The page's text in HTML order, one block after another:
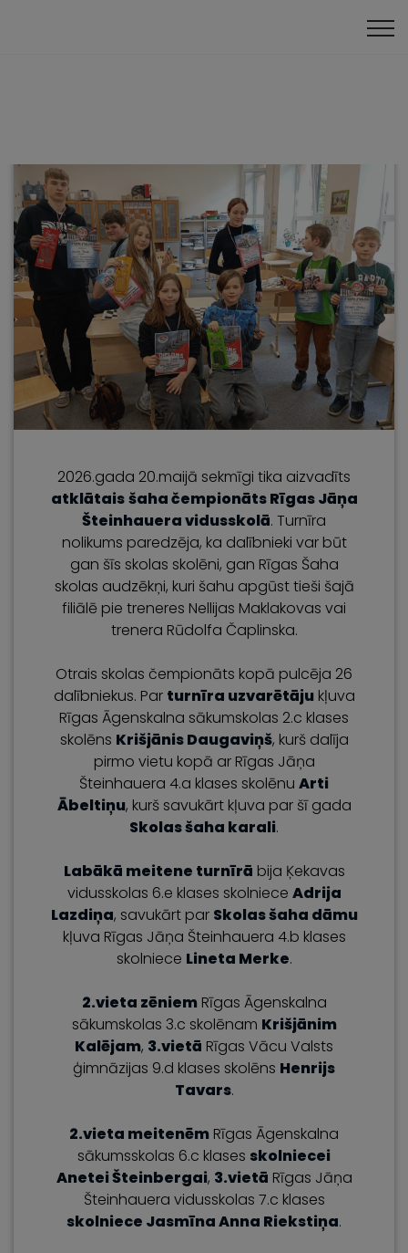
2026.gada 20.maijā sekmīgi tika aizvadīts
atklātaisšaha čempionāts Rīgas Jāņa
Šteinhauera vidusskolā. Turnīra
nolikums paredzēja, ka dalībnieki var būt
gan šīs skolas skolēni, gan Rīgas Šaha
skolas audzēkņi, kuri šahu apgūst tieši šajā
filiālē pie treneres Nellijas Maklakovas vai
trenera Rūdolfa Čaplinska.
Otrais skolas čempionāts kopā pulcēja 26
dalībniekus. Par turnīra uzvarētājukļuva
Rīgas Āgenskalna sākumskolas 2.c klases
skolēns Krišjānis Daugaviņš, kurš dalīja
pirmo vietu kopā ar Rīgas Jāņa
Šteinhauera 4.a klases skolēnu Arti
Ābeltiņu, kurš savukārt kļuva par šī gada
Skolas šaha karali.
Labākā meitene turnīrā bija Ķekavas
vidusskolas 6.e klases skolniece Adrija
Lazdiņa, savukārt par Skolas šaha dāmu
kļuva Rīgas Jāņa Šteinhauera 4.b klases
skolniece Lineta Merke.
2.vieta zēniemRīgas Āgenskalna
sākumskolas 3.c skolēnam Krišjānim
Kalējam, 3.vietā Rīgas Vācu Valsts
ģimnāzijas 9.d klases skolēns Henrijs
Tavars.
2.vieta meitenēm Rīgas Āgenskalna
sākumsskolas 6.c klases skolniecei
Anetei Šteinbergai, 3.vietā Rīgas Jāņa
Šteinhauera vidusskolas 7.c klases
skolniece Jasmīna Anna Riekstiņa.